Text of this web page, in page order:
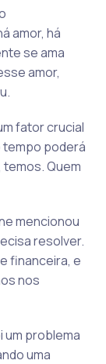
amor, há
se ama
amor,
fator crucial
tempo poderá
temos. Quem
mencionou
resolver.
financeira, e
nos
um problema
uma